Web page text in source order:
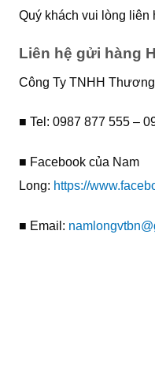
Quý khách vui lòng liên
Liên hệ gửi hàng
Công Ty TNHH
■ Tel: 0987 877 555 –
■ Facebook của Nam
Long: https://
■ Email: